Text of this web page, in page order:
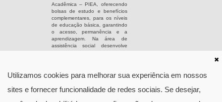
Acadêmica – PIEA, oferecendo
bolsas de estudo e benefícios
complementares, para os níveis
de educação básica, garantindo
o acesso, permanência e a
aprendizagem. Na área de
assistência social desenvolve
garantia de direitos, de acordo
com o Art. 3º da Lei Orgânica de
Assistência Social. A
Fundação
Fé e Alegriaatua em
conformidade à legislação
Utilizamos cookies para melhorar sua experiência em nossos
sites e fornecer funcionalidade de redes sociais. Se desejar,